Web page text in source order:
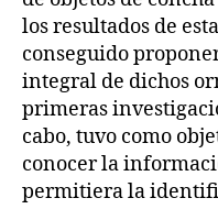
los resultados de
conseguido
integral de dichos
primeras
cabo, tuvo como
conocer la
permitiera la